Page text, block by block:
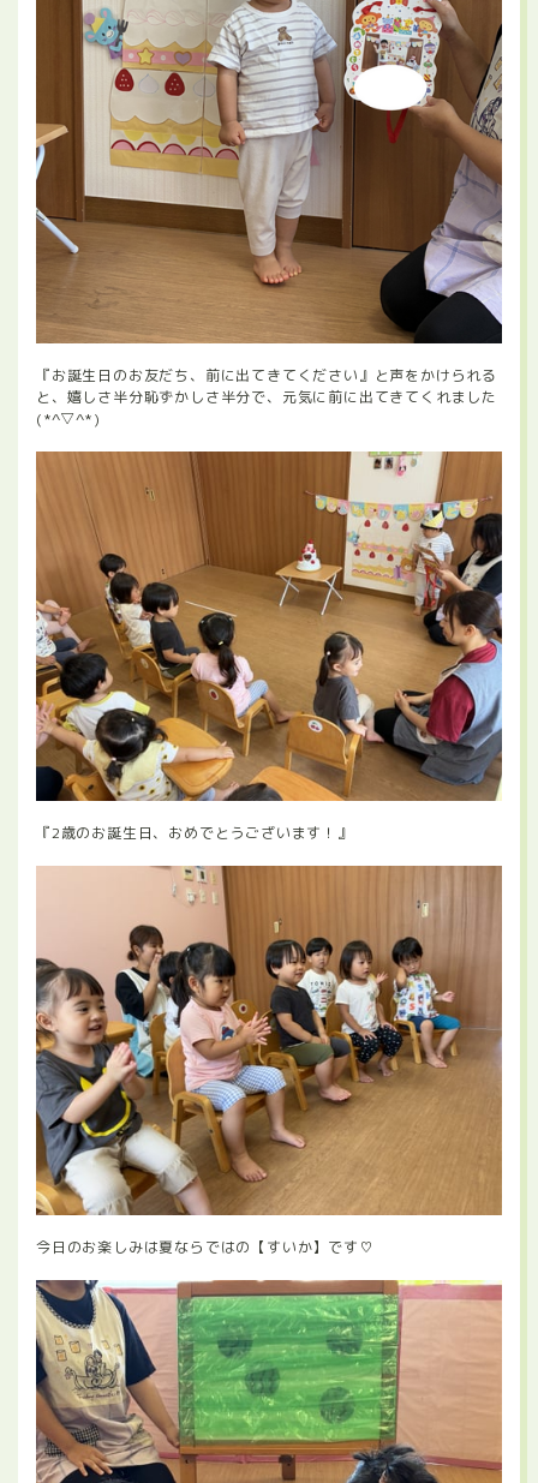
『お誕生日のお友だち、前に出てきてください』と声をかけられる
と、嬉しさ半分恥ずかしさ半分で、元気に前に出てきてくれました
(*^▽^*)
『2歳のお誕生日、おめでとうございます！』
今日のお楽しみは夏ならではの【すいか】です♡